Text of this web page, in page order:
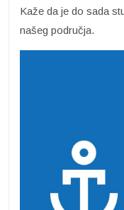
Kaže da je do sada
našeg područja.